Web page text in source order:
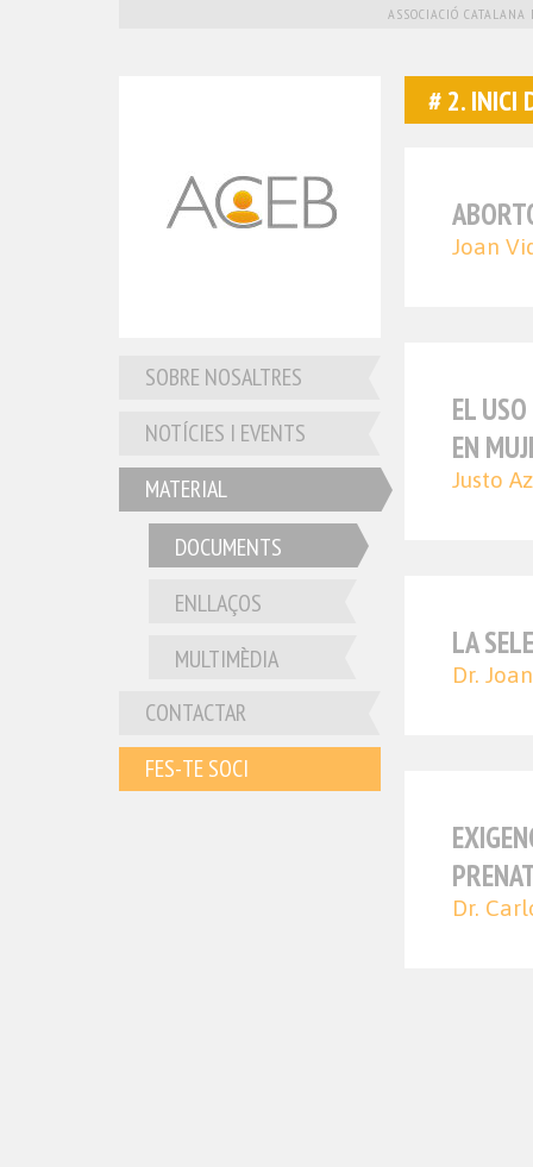
ASSOCIACIÓ
SOBRE NOSALTRES
NOTÍCIES I EVENTS
MATERIAL
DOCUMENTS
ENLLAÇOS
MULTIMÈDIA
CONTACTAR
FES-TE SOCI
2. INICI
Joan
EL
EN
Justo
LA
Dr.
Dr.